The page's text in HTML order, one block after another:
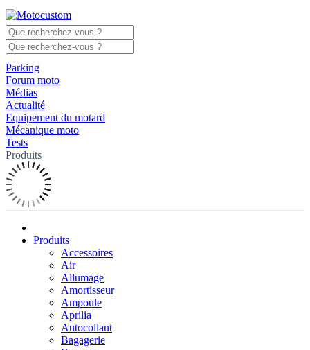
Parking
Forum moto
Médias
Actualité
Equipement du motard
Mécanique moto
Tests
Produits
Produits
Accessoires
Air
Allumage
Amortisseur
Ampoule
Aprilia
Autocollant
Bagagerie